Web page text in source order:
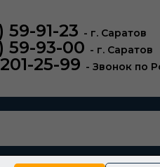
59-91-23 - г. Саратов
59-93-00 - г. Саратов
25-99 - Звонок по